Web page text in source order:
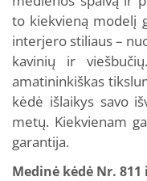
to kiekvieną modelį
interjero stiliaus –
kavinių ir
amatininkiškas
kėdė išlaikys savo
metų. Kiekvienam
garantija.
Medinė kėdė Nr.